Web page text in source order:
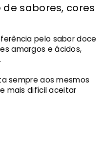
sabores, cores
pelo sabor doce
amargos e ácidos,
sempre aos mesmos
mais difícil aceitar